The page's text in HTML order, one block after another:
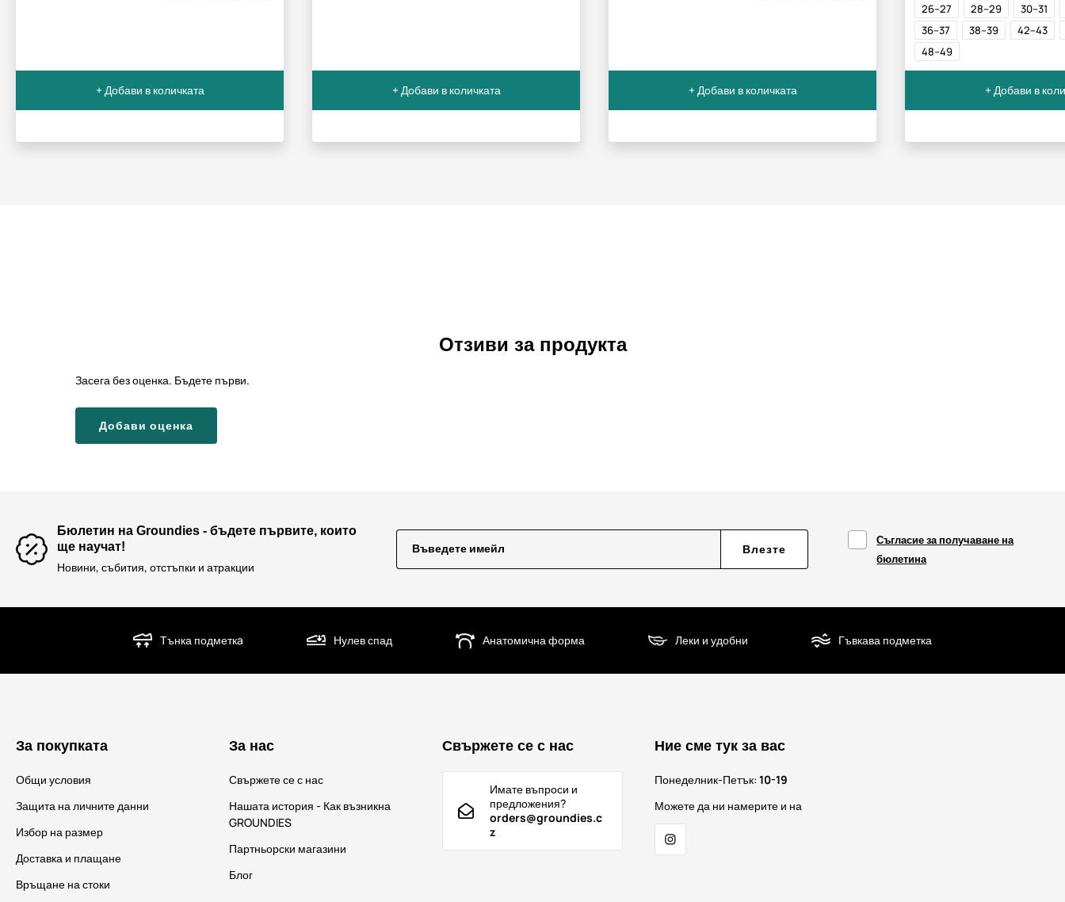
+ Добави в количката + Добави в количката + Добави в количката
26–27 28–29
30–31
36–37
38–39
42–43
48–49
+ Добави в
Отзиви за продукта
Засега без оценка. Бъдете първи.
Добави оценка
Бюлетин на Groundies - бъдете първите, които
ще научат!
Новини, събития, отстъпки и атракции
Въведете имейл Влезте
Съгласие за получаване на
бюлетина
Тънка подметкa Нулев спад Анатомична форма Леки и удобни Гъвкава подметка
За покупката
Общи условия
Защита на личните данни
Избор на размер
Доставка и плащане
Връщане на стоки
За нас
Свържете се с нас
Нашата история - Как възникна
GROUNDIES
Партньорски магазини
Блог
Свържете се с нас
Имате въпроси и
предложения?
orders@groundies.c
z
Ние сме тук за вас
Понеделник-Петък:10-19
Можете да ни намерите и на